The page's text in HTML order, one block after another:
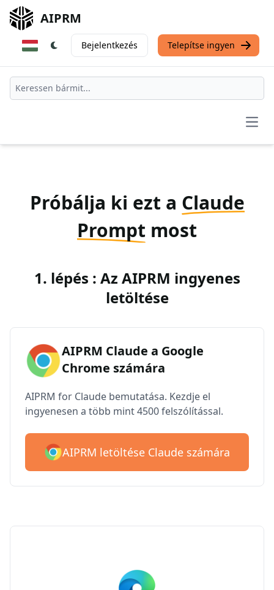
AIPRM
Bejelentkezés Telepítse ingyen
Próbálja ki ezt a Claude
Prompt most
1. lépés : Az AIPRM ingyenes
letöltése
AIPRM Claude a Google
Chrome számára
AIPRM for Claude bemutatása. Kezdje el
ingyenesen a több mint 4500 felszólítással.
AIPRM letöltése Claude számára